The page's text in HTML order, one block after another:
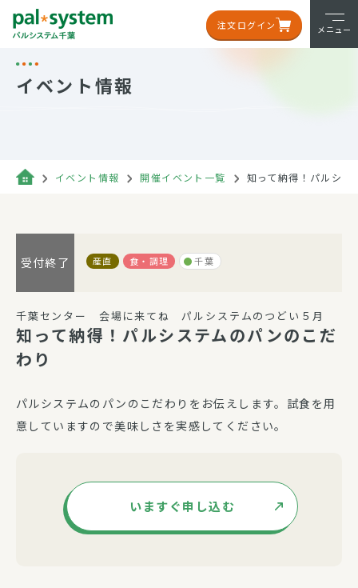
注文ログイン メニュー
イベント情報
イベント情報 開催イベント一覧 知って納得！パルシ
受付終了 産直 食・調理 千葉
千葉センター 会場に来てね パルシステムのつどい５月
知って納得！パルシステムのパンのこだ
わり
パルシステムのパンのこだわりをお伝えします。試食を用
意していますので美味しさを実感してください。
いますぐ申し込む